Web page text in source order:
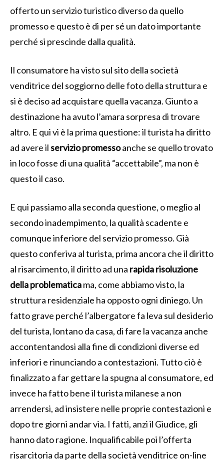
offerto un servizio turistico diverso da quello
promesso e questo è di per sé un dato importante
perché si prescinde dalla qualità.
Il consumatore ha visto sul sito della società
venditrice del soggiorno delle foto della struttura e
si è deciso ad acquistare quella vacanza. Giunto a
destinazione ha avuto l’amara sorpresa di trovare
altro. E qui vi è la prima questione: il turista ha diritto
ad avere ilservizio promessoanche se quello trovato
in loco fosse di una qualità “accettabile”, ma non è
questo il caso.
E qui passiamo alla seconda questione, o meglio al
secondo inadempimento, la qualità scadente e
comunque inferiore del servizio promesso. Già
questo conferiva al turista, prima ancora che il diritto
al risarcimento, il diritto ad una rapida risoluzione
della problematicama, come abbiamo visto, la
struttura residenziale ha opposto ogni diniego. Un
fatto grave perché l’albergatore fa leva sul desiderio
del turista, lontano da casa, di fare la vacanza anche
accontentandosi alla fine di condizioni diverse ed
inferiori e rinunciando a contestazioni. Tutto ciò è
finalizzato a far gettare la spugna al consumatore, ed
invece ha fatto bene il turista milanese a non
arrendersi, ad insistere nelle proprie contestazioni e
dopo tre giorni andar via. I fatti, anzi il Giudice, gli
hanno dato ragione. Inqualificabile poi l’offerta
risarcitoria da parte della società venditrice on-line